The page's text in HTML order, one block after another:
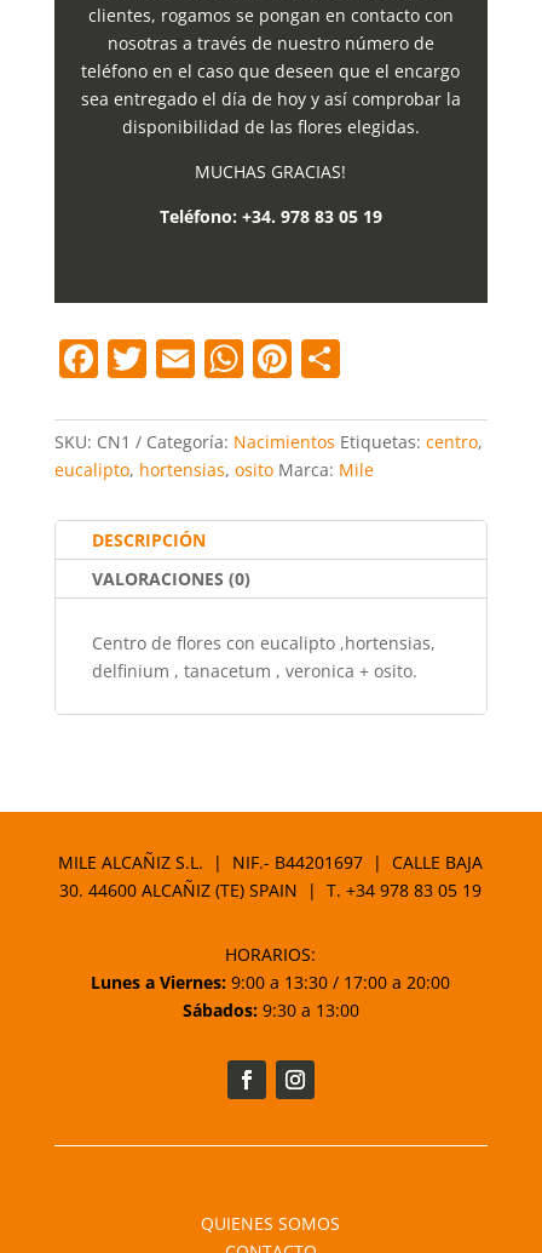
clientes, rogamos se pongan en contacto con
nosotras a través de nuestro número de
teléfono en el caso que deseen que el encargo
sea entregado el día de hoy y así comprobar la
disponibilidad de las flores elegidas.
MUCHAS GRACIAS!
Teléfono: +34. 978 83 05 19
F
c
e
b
o
o
k
T
itt
er
E
ai
l
W
at
s
A
p
p
Pi
er
e
st
C
m
p
ar
tir
SKU: CN1 Categoría: Nacimientos Etiquetas: centro,
eucalipto, hortensias, osito Marca: Mile
DESCRIPCIÓN
VALORACIONES (0)
Centro de flores con eucalipto ,hortensias,
delfinium , tanacetum , veronica + osito.
MILE ALCAÑIZ S.L. | NIF.- B44201697 | CALLE BAJA
30. 44600 ALCAÑIZ (TE) SPAIN | T.+34 978 83 05 19
HORARIOS:
Lunes a Viernes: 9:00 a 13:30 / 17:00 a 20:00
Sábados:9:30 a 13:00
QUIENES SOMOS